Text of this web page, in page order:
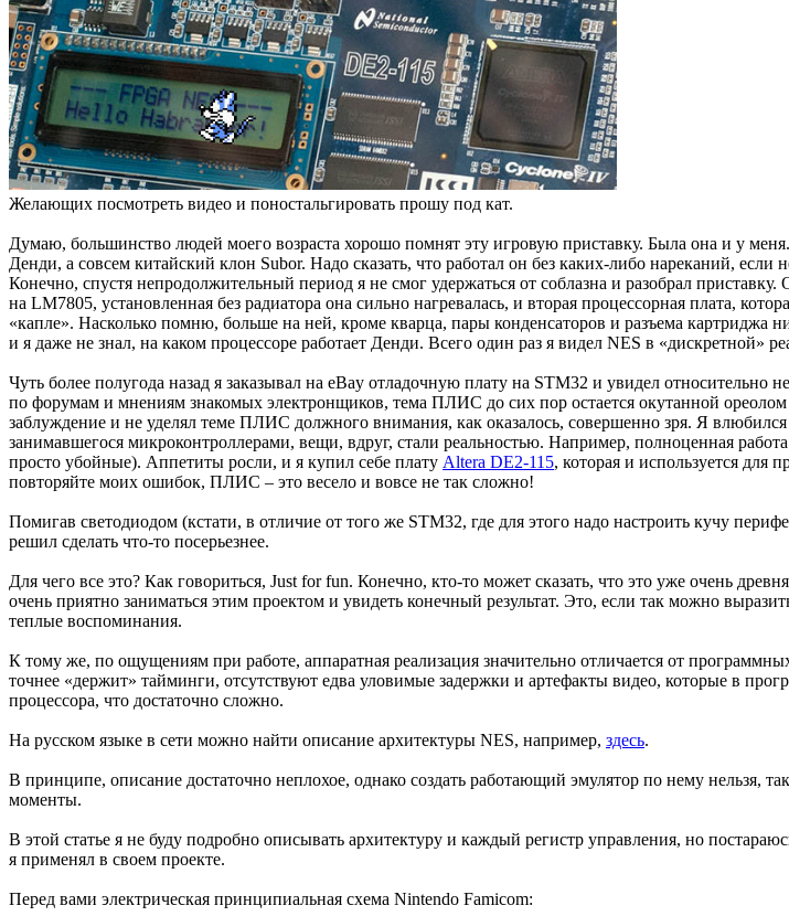
Желающих посмотреть видео и поностальгировать прошу под кат.
Думаю, большинство людей моего возраста хорошо помнят эту игровую приставку. Была она и у
Денди, а совсем китайский клон Subor. Надо сказать, что работал он без каких-либо нареканий,
Конечно, спустя непродолжительный период я не смог удержаться от соблазна и разобрал
на LM7805, установленная без радиатора она сильно нагревалась, и вторая процессорная плата,
«капле». Насколько помню, больше на ней, кроме кварца, пары конденсаторов и разъема
и я даже не знал, на каком процессоре работает Денди. Всего один раз я видел NES в «дискретной»
Чуть более полугода назад я заказывал на eBay отладочную плату на STM32 и увидел
по форумам и мнениям знакомых электронщиков, тема ПЛИС до сих пор остается окутанной
заблуждение и не уделял теме ПЛИС должного внимания, как оказалось, совершенно зря. Я
занимавшегося микроконтроллерами, вещи, вдруг, стали реальностью. Например, полноценная
просто убойные). Аппетиты росли, и я купил себе плату Altera DE2-115, которая и используется для
повторяйте моих ошибок, ПЛИС – это весело и вовсе не так сложно!
Помигав светодиодом (кстати, в отличие от того же STM32, где для этого надо настроить кучу
решил сделать что-то посерьезнее.
Для чего все это? Как говориться, Just for fun. Конечно, кто-то может сказать, что это уже очень
очень приятно заниматься этим проектом и увидеть конечный результат. Это, если так можно
теплые воспоминания.
К тому же, по ощущениям при работе, аппаратная реализация значительно отличается от
точнее «держит» тайминги, отсутствуют едва уловимые задержки и артефакты видео, которые в
процессора, что достаточно сложно.
На русском языке в сети можно найти описание архитектуры NES, например, здесь.
В принципе, описание достаточно неплохое, однако создать работающий эмулятор по нему нельзя,
моменты.
В этой статье я не буду подробно описывать архитектуру и каждый регистр управления, но
я применял в своем проекте.
Перед вами электрическая принципиальная схема Nintendo Famicom: